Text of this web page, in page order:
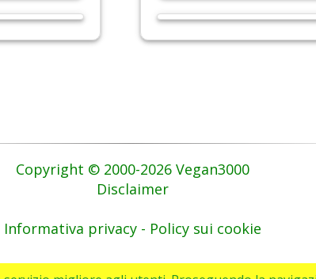
Copyright © 2000-2026 Vegan3000
Disclaimer
Informativa privacy - Policy sui cookie